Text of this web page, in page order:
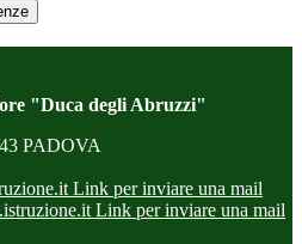
"Duca degli Abruzzi"
PADOVA
Link per inviare una mail
Link per inviare una mail